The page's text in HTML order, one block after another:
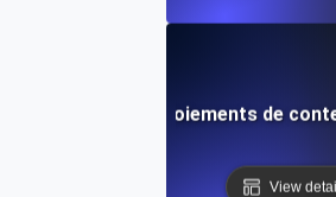
gérer les déploiements de
View